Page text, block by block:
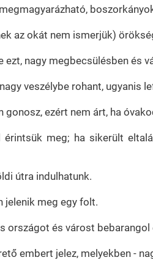
az okát nem ismerjük)
nagy megbecsülésben és
veszélybe rohant, ugyanis
ezért nem árt, ha
meg; ha sikerült
útra indulhatunk.
jelenik meg egy folt.
országot és várost bebarangol
embert jelez, melyekben -